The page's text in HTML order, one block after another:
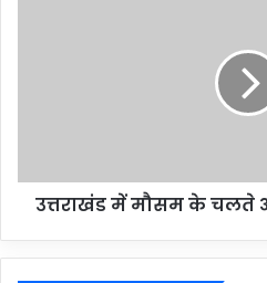
उत्तराखंड में मौसम के चलते